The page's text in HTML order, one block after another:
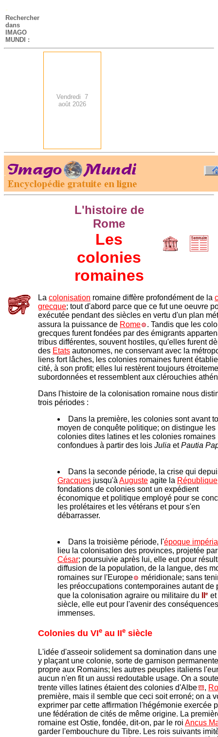
-
Rechercher
dans
IMAGO
MUNDI :
Vendredi 7
août 2026
.
L'histoire de
Rome
Les
colonies
romaines
La colonisation romaine diffère profondément de la
grecque; tout d'abord parce que ce fut une oeuvre
exécutée pendant des siècles en vertu d'un plan
assura la puissance de Rome
. Tandis que les
grecques furent fondées par des émigrants
tribus différentes, souvent hostiles, qu'elles furent
des Etats autonomes, ne conservant avec la
liens fort lâches, les colonies romaines furent
cité, à son profit; elles lui restèrent toujours
subordonnées et ressemblent aux clérouchies
Dans l'histoire de la colonisation romaine nous
trois périodes :
Dans la première, les colonies sont avant
moyen de conquête politique; on distingue les
colonies dites latines et les colonies romaines
confondues à partir des lois Julia etPautia
Dans la seconde période, la crise qui
Gracques jusqu'à Auguste agite la République
fondations de colonies sont un expédient
économique et politique employé pour se
les prolétaires et les vétérans et pour s'en
débarrasser.
Dans la troisième période, l'époque
lieu la colonisation des provinces, projetée par
César; poursuivie après lui, elle eut pour
diffusion de la population, de la langue, des
romaines sur l'Europe
méridionale; sans
les préoccupations contemporaines autant de
que la colonisation agraire ou militaire du
e
siècle, elle eut pour l'avenir des conséquences
immenses.
Colonies du VIe au IIe siècle
L'idée d'asseoir solidement sa domination dans
y plaçant une colonie, sorte de garnison
propre aux Romains; les autres peuples italiens
aucun n'en fit un aussi redoutable usage. On a
trente villes latines étaient des colonies d'Albe
,
première, mais il semble que ceci soit erroné; on a
exprimer par cette affirmation l'hégémonie exercée
une fédération de cités de même origine. La
romaine est Ostie, fondée, dit-on, par le roi Ancus
garder l'embouchure du Tibre. Les rois suivants